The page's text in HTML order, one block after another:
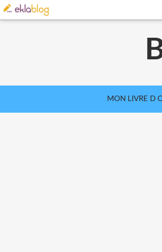
MON LIVRE D